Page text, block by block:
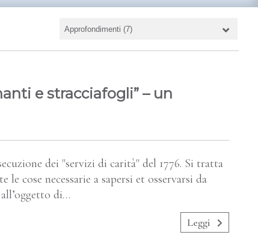
e stracciafogli” – un
dei "servizi di carità" del 1776. Si tratta
cose necessarie a sapersi et osservarsi da
di…
Leggi